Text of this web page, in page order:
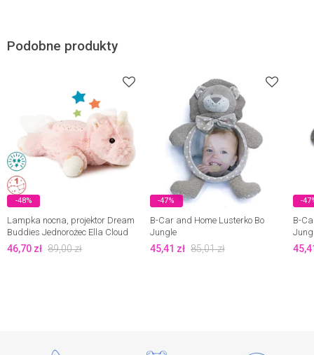
Podobne produkty
-48%
Lampka nocna, projektor Dream
Buddies Jednorożec Ella Cloud
B
46,70 zł 89,00zł
-47%
B-Car and Home Lusterko Bo
Jungle
45,41 zł 85,01zł
-
B-